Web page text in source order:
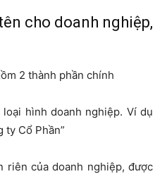
cho doanh nghiệp,
2 thành phần chính
hình doanh nghiệp. Ví dụ
ty Cổ Phần”
riên của doanh nghiệp, được